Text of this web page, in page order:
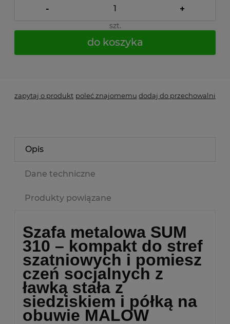
- +
szt.
do koszyka
zapytaj o produkt poleć znajomemu dodaj do przechowalni
Opis
Dane techniczne
Produkty powiązane
Szafa metalowa SUM
310 – kompakt do stref
szatniowych i pomiesz
czeń socjalnych z
ławką stała z
siedziskiem i półką na
obuwie MALOW